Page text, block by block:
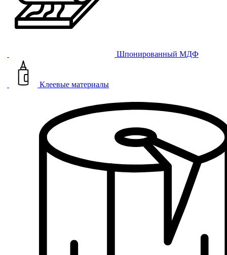
Шпонированный МДФ
Клеевые материалы